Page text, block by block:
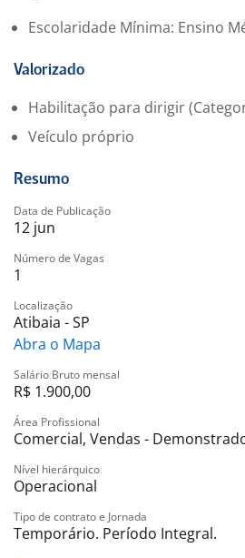
Escolaridade Mínima: Ensino
Valorizado
Habilitação para dirigir
Veículo próprio
Resumo
Data de Publicação
12 jun
Número de Vagas
1
Localização
Atibaia - SP
Abra o Mapa
Salário Bruto mensal
R$ 1.900,00
Área Profissional
Comercial, Vendas -
Nível hierárquico
Operacional
Tipo de contrato e Jornada
Temporário. Período Integral.